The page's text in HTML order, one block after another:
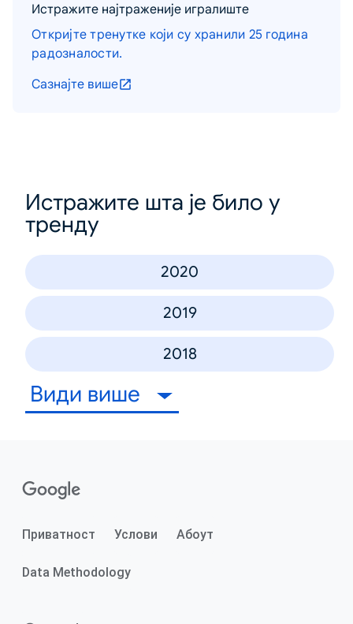
Истражите најтраженије игралиште
Откријте тренутке који су хранили 25 година
радозналости.
Сазнајте више
Истражите шта је било у
тренду
2020
2019
2018
Види више
Приватност Услови Абоут
Data Methodology